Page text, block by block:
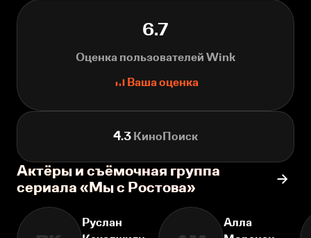
6.7
Оценка пользователей Wink
Ваша оценка
4.3 КиноПоиск
Актёры и съёмочная группа
сериала «Мы с Ростова»
Руслан
Алла